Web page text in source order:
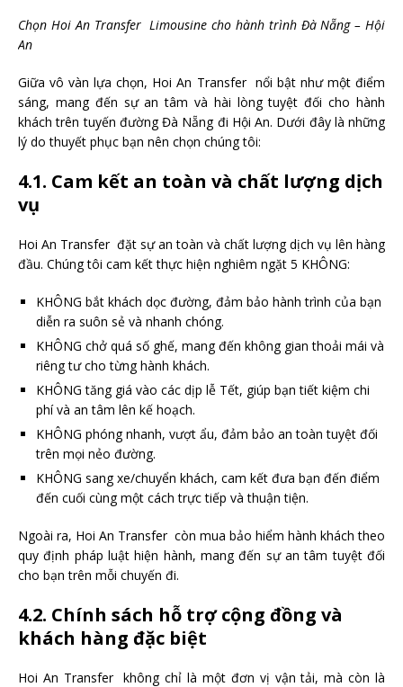
Chọn Hoi An Transfer Limousine cho hành trình Đà Nẵng – Hội
An
Giữa vô vàn lựa chọn, Hoi An Transfer nổi bật như một điểm
sáng, mang đến sự an tâm và hài lòng tuyệt đối cho hành
khách trên tuyến đường Đà Nẵng đi Hội An. Dưới đây là những
lý do thuyết phục bạn nên chọn chúng tôi:
4.1. Cam kết an toàn và chất lượng dịch
vụ
Hoi An Transfer đặt sự an toàn và chất lượng dịch vụ lên hàng
đầu. Chúng tôi cam kết thực hiện nghiêm ngặt 5 KHÔNG:
KHÔNG bắt khách dọc đường, đảm bảo hành trình của bạn
diễn ra suôn sẻ và nhanh chóng.
KHÔNG chở quá số ghế, mang đến không gian thoải mái và
riêng tư cho từng hành khách.
KHÔNG tăng giá vào các dịp lễ Tết, giúp bạn tiết kiệm chi
phí và an tâm lên kế hoạch.
KHÔNG phóng nhanh, vượt ẩu, đảm bảo an toàn tuyệt đối
trên mọi nẻo đường.
KHÔNG sang xe/chuyển khách, cam kết đưa bạn đến điểm
đến cuối cùng một cách trực tiếp và thuận tiện.
Ngoài ra, Hoi An Transfer còn mua bảo hiểm hành khách theo
quy định pháp luật hiện hành, mang đến sự an tâm tuyệt đối
cho bạn trên mỗi chuyến đi.
4.2. Chính sách hỗ trợ cộng đồng và
khách hàng đặc biệt
Hoi An Transfer không chỉ là một đơn vị vận tải, mà còn là